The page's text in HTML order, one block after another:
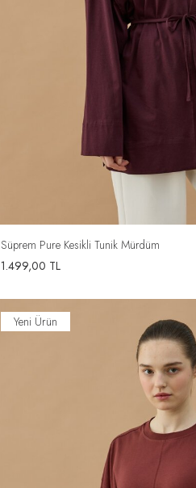
Süprem Pure Kesikli Tunik Mürdüm
1.499,00 TL
Yeni Ürün